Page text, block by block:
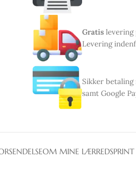
Gratis levering
Levering
Sikker
samt Google
OM MINE LÆRREDSPRINT